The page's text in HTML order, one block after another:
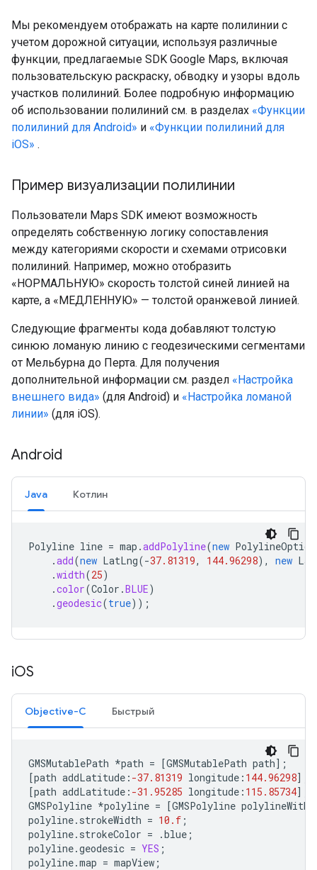
Мы рекомендуем отображать на карте полилинии с
учетом дорожной ситуации, используя различные
функции, предлагаемые SDK Google Maps, включая
пользовательскую раскраску, обводку и узоры вдоль
участков полилиний. Более подробную информацию
об использовании полилиний см. в разделах «Функции
полилиний для Android» и «Функции полилиний для
iOS» .
Пример визуализации полилинии
Пользователи Maps SDK имеют возможность
определять собственную логику сопоставления
между категориями скорости и схемами отрисовки
полилиний. Например, можно отобразить
«НОРМАЛЬНУЮ» скорость толстой синей линией на
карте, а «МЕДЛЕННУЮ» — толстой оранжевой линией.
Следующие фрагменты кода добавляют толстую
синюю ломаную линию с геодезическими сегментами
от Мельбурна до Перта. Для получения
дополнительной информации см. раздел «Настройка
внешнего вида» (для Android) и «Настройка ломаной
линии» (для iOS).
Android
Java Котлин
Polyline line = map .addPolyline(new
.add(new LatLng(-37.81319, 144.96298), new
.width(25)
.color(Color .BLUE)
.geodesic(true));
iOS
Objective-C Быстрый
GMSMutablePath *path = [GMSMutablePath path];
[path addLatitude : -37.81319 longitude : 144.96298];
[path addLatitude : -31.95285 longitude : 115.85734];
GMSPolyline *polyline = [GMSPolyline
polyline. strokeWidth = 10.f ;
polyline. strokeColor = .blue ;
polyline.geodesic = YES ;
polyline.map = mapView ;